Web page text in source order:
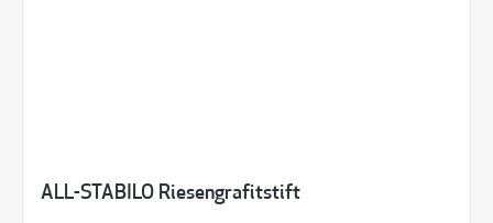
ALL-STABILO Riesengrafitstift